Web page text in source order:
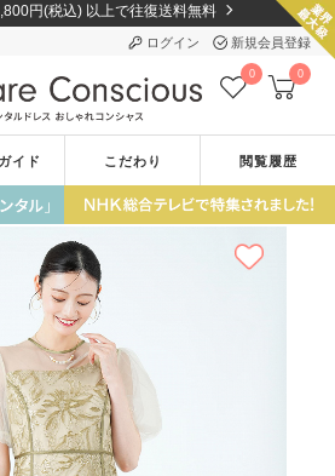
円(税込) 以上で往復送料無料
ログイン 新規会員登録
0 0
イド こだわり 閲覧履歴